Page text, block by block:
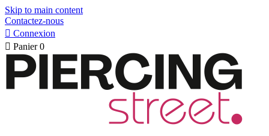
Skip to main content
Contactez-nous
 Connexion
 Panier 0